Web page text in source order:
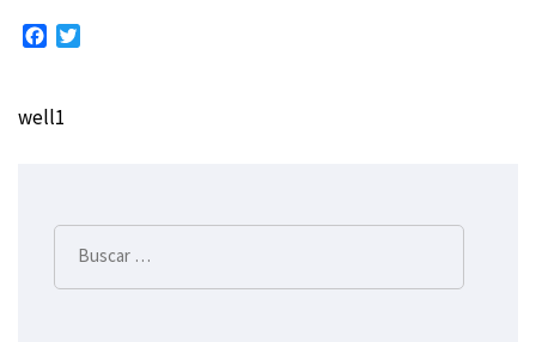
Facebook
well1
Buscar: